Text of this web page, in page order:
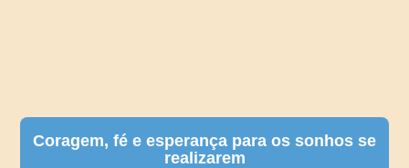
Coragem, fé e esperança para os sonhos se
realizarem